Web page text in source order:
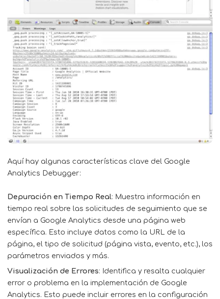
Aquí hay algunas características clave del Google
Analytics Debugger:
Depuración en Tiempo Real: Muestra información en
tiempo real sobre las solicitudes de seguimiento que se
envían a Google Analytics desde una página web
específica. Esto incluye datos como la URL de la
página, el tipo de solicitud (página vista, evento, etc.), los
parámetros enviados y más.
Visualización de Errores: Identifica y resalta cualquier
error o problema en la implementación de Google
Analytics. Esto puede incluir errores en la configuración